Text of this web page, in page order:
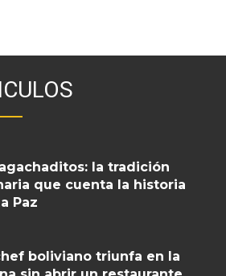
la tradición
que cuenta la historia
Paz
boliviano triunfa en la